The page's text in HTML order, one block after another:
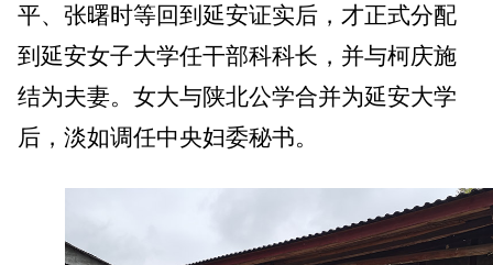
平、张曙时等回到延安证实后，才正式分配
到延安女子大学任干部科科长，并与柯庆施
结为夫妻。女大与陕北公学合并为延安大学
后，淡如调任中央妇委秘书。